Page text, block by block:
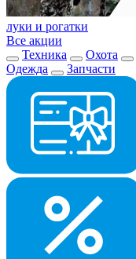
луки и рогатки
Все акции
Техника
Охота
Одежда
Запчасти